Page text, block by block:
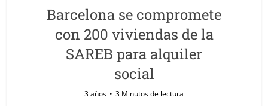
Barcelona se compromete
con 200 viviendas de la
SAREB para alquiler
social
3 años 3 Minutos de lectura